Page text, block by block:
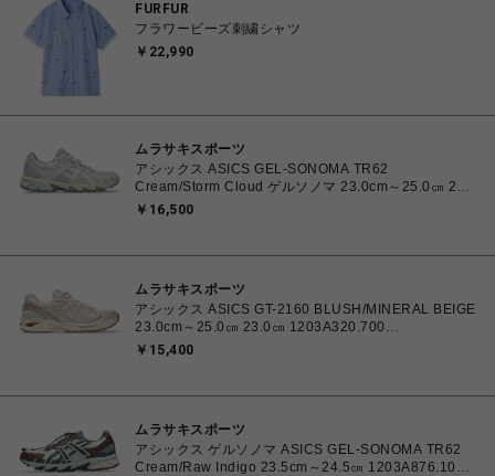
FURFUR
フラワービーズ刺繍シャツ
￥22,990
ムラサキスポーツ
アシックス ASICS GEL-SONOMA TR62
Cream/Storm Cloud ゲルソノマ 23.0cm～25.0㎝ 23.0
㎝ 1203A734.102 4571633264412 ユニセックス ス
￥16,500
ムラサキスポーツ
アシックス ASICS GT-2160 BLUSH/MINERAL BEIGE
23.0cm～25.0㎝ 23.0㎝ 1203A320.700
4571633253669 レディース スニーカー スポーツスタ
￥15,400
ムラサキスポーツ
アシックス ゲルソノマ ASICS GEL-SONOMA TR62
Cream/Raw Indigo 23.5cm～24.5㎝ 1203A876.100